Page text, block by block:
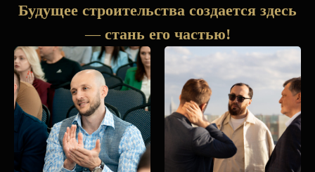
Будущее строительства создается здесь
—стань его частью!